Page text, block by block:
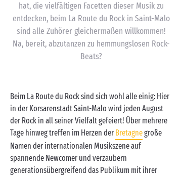
hat, die vielfältigen Facetten dieser Musik zu
entdecken, beim La Route du Rock in Saint-Malo
sind alle Zuhörer gleichermaßen willkommen!
Na, bereit, abzutanzen zu hemmungslosen Rock-
Beats?
Beim La Route du Rock sind sich wohl alle einig: Hier
in der Korsarenstadt Saint-Malo wird jeden August
der Rock in all seiner Vielfalt gefeiert! Über mehrere
Tage hinweg treffen im Herzen der Bretagnegroße
Namen der internationalen Musikszene auf
spannende Newcomer und verzaubern
generationsübergreifend das Publikum mit ihrer